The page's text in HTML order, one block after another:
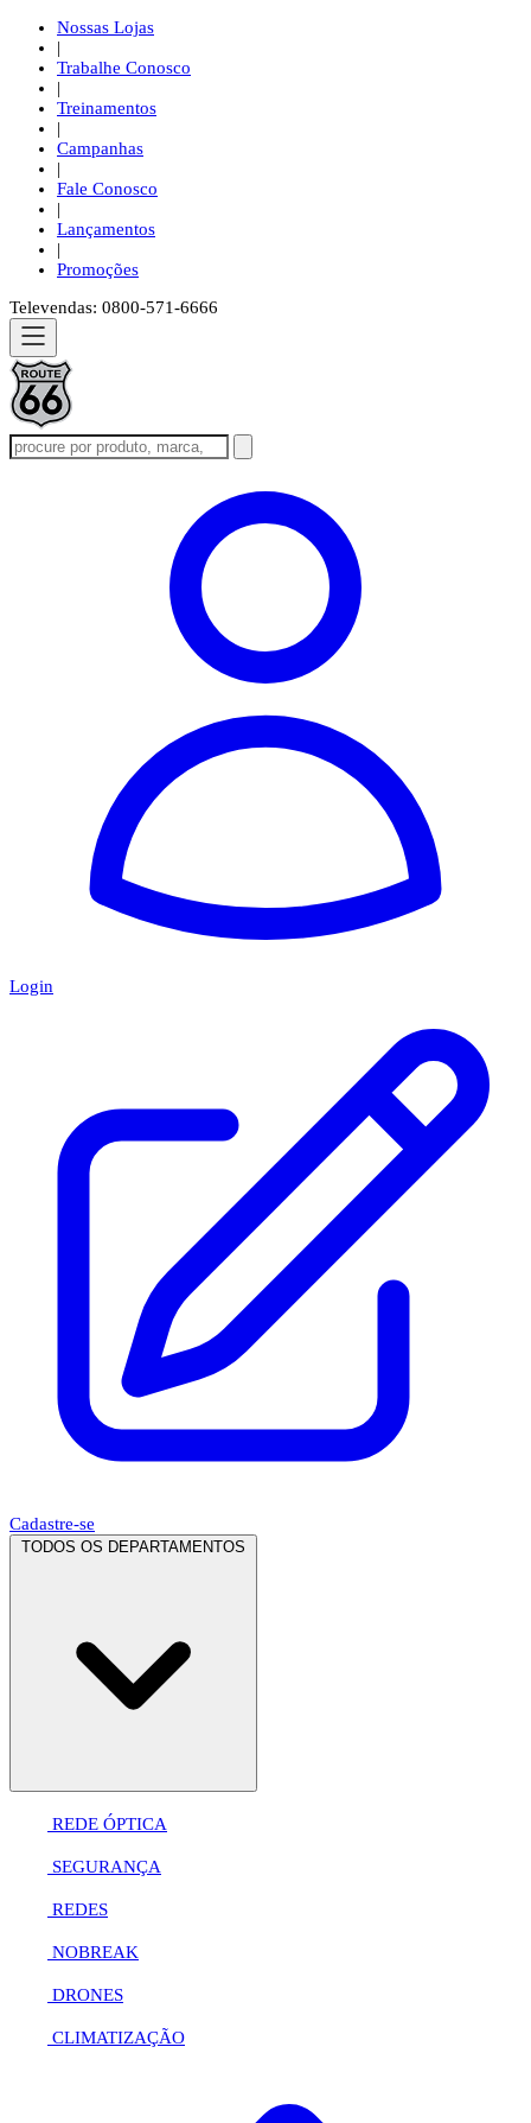
Nossas Lojas
|
Trabalhe Conosco
|
Treinamentos
|
Campanhas
|
Fale Conosco
|
Lançamentos
|
Promoções
Televendas: 0800-571-6666
Login
Cadastre-se
TODOS OS DEPARTAMENTOS
REDE ÓPTICA
SEGURANÇA
REDES
NOBREAK
DRONES
CLIMATIZAÇÃO